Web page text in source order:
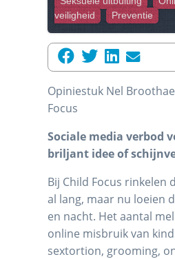
veiligheid
Preventie
Opiniestuk Nel
Focus
Sociale media verbod
briljant idee of
Bij Child Focus rinkelen
al lang, maar nu loeien
en nacht. Het aantal
online misbruik van
sextortion, grooming,